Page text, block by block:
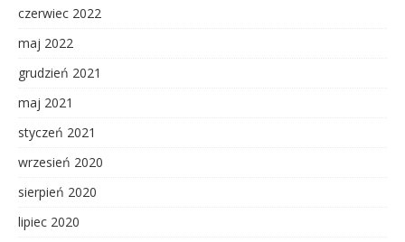
czerwiec 2022
maj 2022
grudzień 2021
maj 2021
styczeń 2021
wrzesień 2020
sierpień 2020
lipiec 2020